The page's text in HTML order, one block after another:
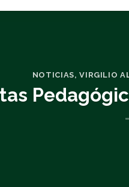
NOTICIAS,VIRGILIO